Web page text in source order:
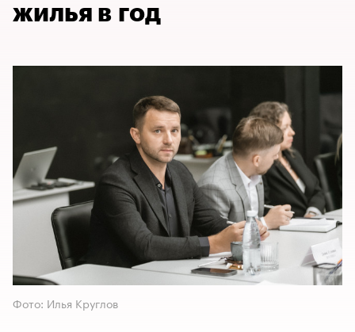
жилья в год
Фото: Илья Круглов